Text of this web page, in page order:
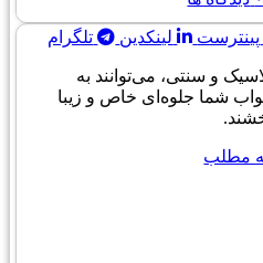
پینترست لینکدین تلگرام
و سنتی، می‌توانند به
شما جلوه‌ای خاص و زیبا
مطلب